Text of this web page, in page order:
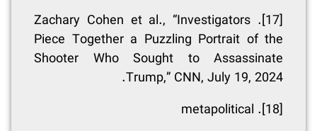
[17]
. Zachary Cohen et al., “Investigators
Piece Together a Puzzling Portrait of the
Shooter Who Sought to Assassinate
Trump,” CNN, July 19, 2024.
[18]
. metapolitical